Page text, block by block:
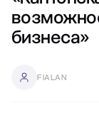
бизнеса»
FIALAN